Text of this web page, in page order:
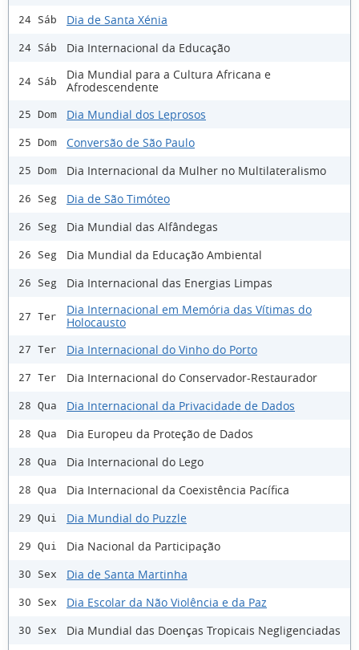
24 Sáb Dia de Santa Xénia
24 Sáb Dia Internacional da Educação
24 Sáb
Dia Mundial para a Cultura Africana e
Afrodescendente
25 Dom Dia Mundial dos Leprosos
25 Dom Conversão de São Paulo
25 Dom Dia Internacional da Mulher no Multilateralismo
26 Seg Dia de São Timóteo
26 Seg Dia Mundial das Alfândegas
26 Seg Dia Mundial da Educação Ambiental
26 Seg Dia Internacional das Energias Limpas
27 Ter
Dia Internacional em Memória das Vítimas do
Holocausto
27 Ter Dia Internacional do Vinho do Porto
27 Ter Dia Internacional do Conservador-Restaurador
28 Qua Dia Internacional da Privacidade de Dados
28 Qua Dia Europeu da Proteção de Dados
28 Qua Dia Internacional do Lego
28 Qua Dia Internacional da Coexistência Pacífica
29 Qui Dia Mundial do Puzzle
29 Qui Dia Nacional da Participação
30 Sex Dia de Santa Martinha
30 Sex Dia Escolar da Não Violência e da Paz
30 Sex Dia Mundial das Doenças Tropicais Negligenciadas